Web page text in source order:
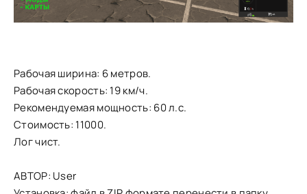
Рабочая ширина: 6 метров.
Рабочая скорость: 19 км/ч.
Рекомендуемая мощность: 60 л.с.
Стоимость: 11000.
Лог чист.
АВТОР: User